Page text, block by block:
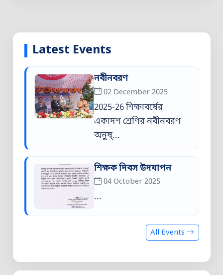
Latest Events
নবীনবরণ
02 December 2025
2025-26 শিক্ষাবর্ষের
একাদশ শ্রেণির নবীনবরণ
অনুষ্...
শিক্ষক দিবস উদযাপন
04 October 2025
...
All Events